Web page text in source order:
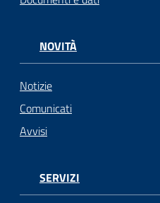
NOVITÀ
Notizie
Comunicati
Avvisi
SERVIZI